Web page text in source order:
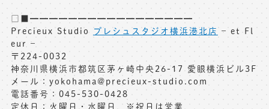
□■━━━━━━━━━━━━━━━━━
Precieux Studio プレシュスタジオ横浜港北店 – et Fl
eur –
〒224-0032
神奈川県横浜市都筑区茅ヶ崎中央26-17 愛眼横浜ビル3F
メール：yokohama@precieux-studio.com
電話番号：045-530-0428
定休日：火曜日・水曜日 ※祝日は営業